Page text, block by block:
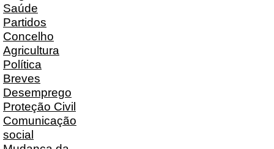
Saúde
Partidos
Concelho
Agricultura
Política
Breves
Desemprego
Proteção Civil
Comunicação
social